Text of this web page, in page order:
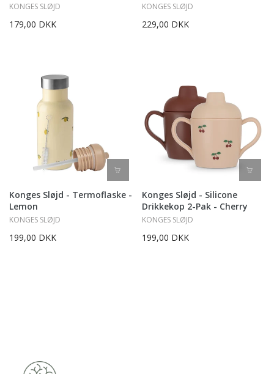
KONGES SLØJD
179,00 DKK
KONGES SLØJD
229,00 DKK
Konges Sløjd - Termoflaske -
Lemon
KONGES SLØJD
199,00 DKK
Konges Sløjd - Silicone
Drikkekop 2-Pak - Cherry
KONGES SLØJD
199,00 DKK